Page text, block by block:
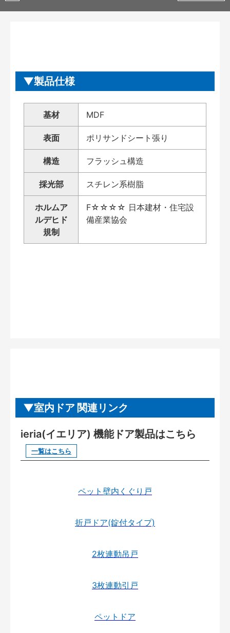
製品仕様
基材 MDF
表面 ポリサンドシート張り
構造 フラッシュ構造
採光部 スチレン系樹脂
ホルムア
ルデヒド
規制
F☆☆☆☆ 日本建材・住宅設
備産業協会
室内ドア 関連リンク
ieria(イエリア) 機能ドア製品はこちら
一覧はこちら
ペット壁内くぐり戸
折戸ドア(錠付タイプ)
2枚連動吊戸
3枚連動引戸
ペットドア